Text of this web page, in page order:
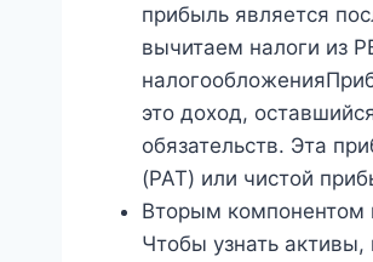
прибыль является
вычитаем налоги из
это доход,
обязательств. Эта
(PAT) или чистой
Вторым компонентом
Чтобы узнать